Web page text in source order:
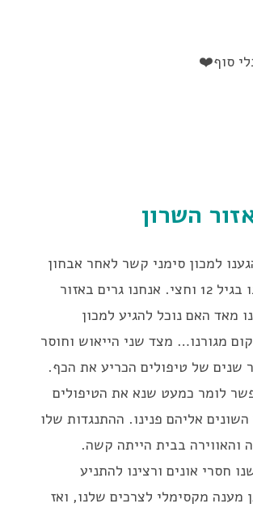
סוף❤️
למכון סימני קשר לאחר אבחון
של הבן שלנו בגיל 12 וחצי. אנחנו גרים באזור
מאד האם נוכל להגיע למכון
מגורנו… מצד שני הייאוש וחוסר
שנים של טיפולים הכריע את הכף.
לומר כמעט שנא את הטיפולים
השונים אליהם פנינו. ההתנגדות שלו
והאווירה בבית הייתה קשה.
חסרי אונים ורצינו להתניע
מענה מקסימלי לצרכים שלנו, ואז